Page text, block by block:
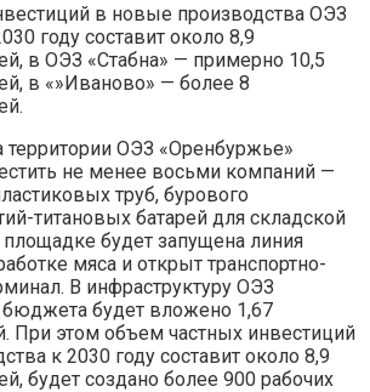
в новые производства ОЭЗ
году составит около 8,9
в ОЭЗ «Стабна» — примерно 10,5
в «»Иваново» — более 8
территории ОЭЗ «Оренбуржье»
не менее восьми компаний —
труб, бурового
титановых батарей для складской
площадке будет запущена линия
мяса и открыт транспортно-
В инфраструктуру ОЭЗ
бюджета будет вложено 1,67
При этом объем частных инвестиций
к 2030 году составит около 8,9
будет создано более 900 рабочих